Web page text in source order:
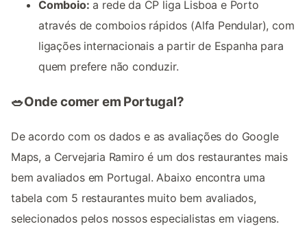
Comboio: a rede da CP liga Lisboa e Porto
através de comboios rápidos (Alfa Pendular), com
ligações internacionais a partir de Espanha para
quem prefere não conduzir.
🥗Onde comer em Portugal?
De acordo com os dados e as avaliações do Google
Maps, a Cervejaria Ramiro é um dos restaurantes mais
bem avaliados em Portugal. Abaixo encontra uma
tabela com 5 restaurantes muito bem avaliados,
selecionados pelos nossos especialistas em viagens.